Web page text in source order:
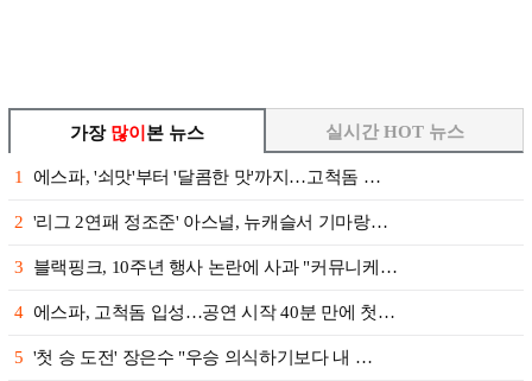
가장 많이 본 뉴스
1 에스파, '쇠맛'부터 '달콤한 맛'까지…고척돔 …
2 '리그 2연패 정조준' 아스널, 뉴캐슬서 기마랑…
3 블랙핑크, 10주년 행사 논란에 사과 "커뮤니케…
4 에스파, 고척돔 입성…공연 시작 40분 만에 첫…
5 '첫 승 도전' 장은수 "우승 의식하기보다 내 …
실시간 HOT 뉴스